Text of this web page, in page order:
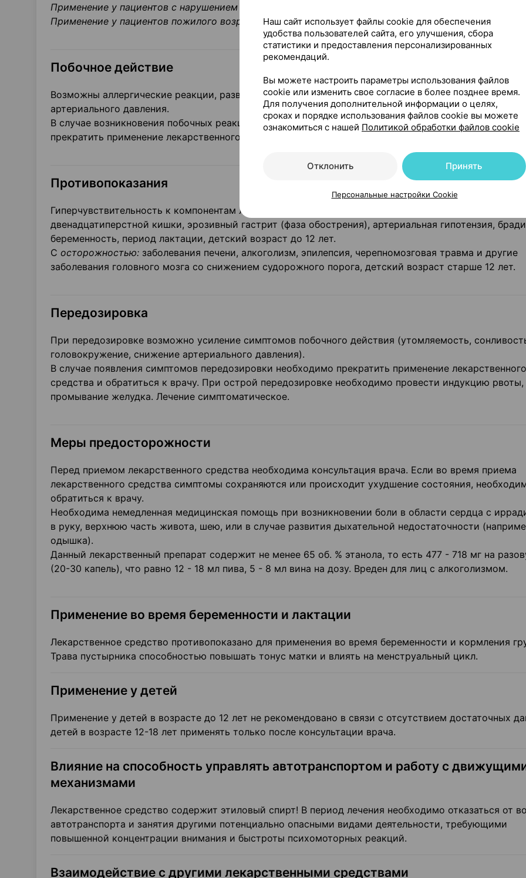
Применение у пациентов с нарушением функции печени и/или почек:
Применение у пациентов пожилого возраста:назначать с осторожностью.
Побочное действие
Возможны аллергические реакции, развитие утомляемости, сонливости, головокружения, снижения
артериального давления.
В случае возникновения побочных реакций, в том числе не указанных в данной инструкции, следует
прекратить применение лекарственного средства и обратиться к врачу.
Противопоказания
Гиперчувствительность к компонентам лекарственного средства, язвенная болезнь желудка и/или
двенадцатиперстной кишки, эрозивный гастрит (фаза обострения), артериальная гипотензия,
беременность, период лактации, детский возраст до 12 лет.
С осторожностью: заболевания печени, алкоголизм, эпилепсия, черепно­мозговая травма и другие
заболевания головного мозга со снижением судорожного порога, детский возраст старше 12 лет.
Передозировка
При передозировке возможно усиление симптомов побочного действия (утомляемость,
головокружение, снижение артериального давления).
В случае появления симптомов передозировки необходимо прекратить применение лекарственного
средства и обратиться к врачу. При острой передозировке необходимо провести индукцию рвоты,
промывание желудка. Лечение симптоматическое.
Меры предосторожности
Перед приемом лекарственного средства необходима консультация врача. Если во время приема
лекарственного средства симптомы сохраняются или происходит ухудшение состояния,
обратиться к врачу.
Необходима немедленная медицинская помощь при возникновении боли в области сердца с
в руку, верхнюю часть живота, шею, или в случае развития дыхательной недостаточности
одышка).
Данный лекарственный препарат содержит не менее 65 об. % этанола, то есть 477 - 718 мг на
(20-30 капель), что равно 12 - 18 мл пива, 5 - 8 мл вина на дозу. Вреден для лиц с алкоголизмом.
Применение во время беременности и лактации
Лекарственное средство противопоказано для применения во время беременности и кормления
Трава пустырника способностью повышать тонус матки и влиять на менструальный цикл.
Применение у детей
Применение у детей в возрасте до 12 лет не рекомендовано в связи с отсутствием достаточных
детей в возрасте 12-18 лет применять только после консультации врача.
Влияние на способность управлять автотранспортом и работу с
механизмами
Лекарственное средство содержит этиловый спирт! В период лечения необходимо отказаться от
автотранспорта и занятия другими потенциально опасными видами деятельности, требующими
повышенной концентрации внимания и быстроты психомоторных реакций.
Взаимодействие с другими лекарственными средствами
Наш сайт использует файлы cookie для обеспечения
удобства пользователей сайта, его улучшения, сбора
статистики и предоставления персонализированных
рекомендаций.
Вы можете настроить параметры использования файлов
cookie или изменить свое согласие в более позднее время.
Для получения дополнительной информации о целях,
сроках и порядке использования файлов cookie вы можете
ознакомиться с нашей Политикой обработки файлов cookie
Отклонить Принять
Персональные настройки Cookie